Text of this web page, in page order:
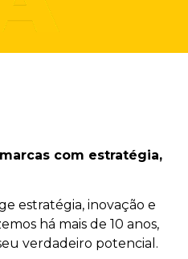
com estratégia,
estratégia, inovação e
há mais de 10 anos,
verdadeiro potencial.